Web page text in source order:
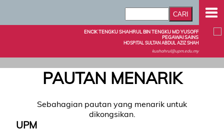
ENCIK TENGKU SHAHRUL BIN TENGKU MD YUSOFF
PEGAWAI SAINS
HOSPITAL SULTAN ABDUL AZIZ SHAH
kushahrul@upm.edu.my
PAUTAN MENARIK
Sebahagian pautan yang menarik untuk
dikongsikan.
UPM